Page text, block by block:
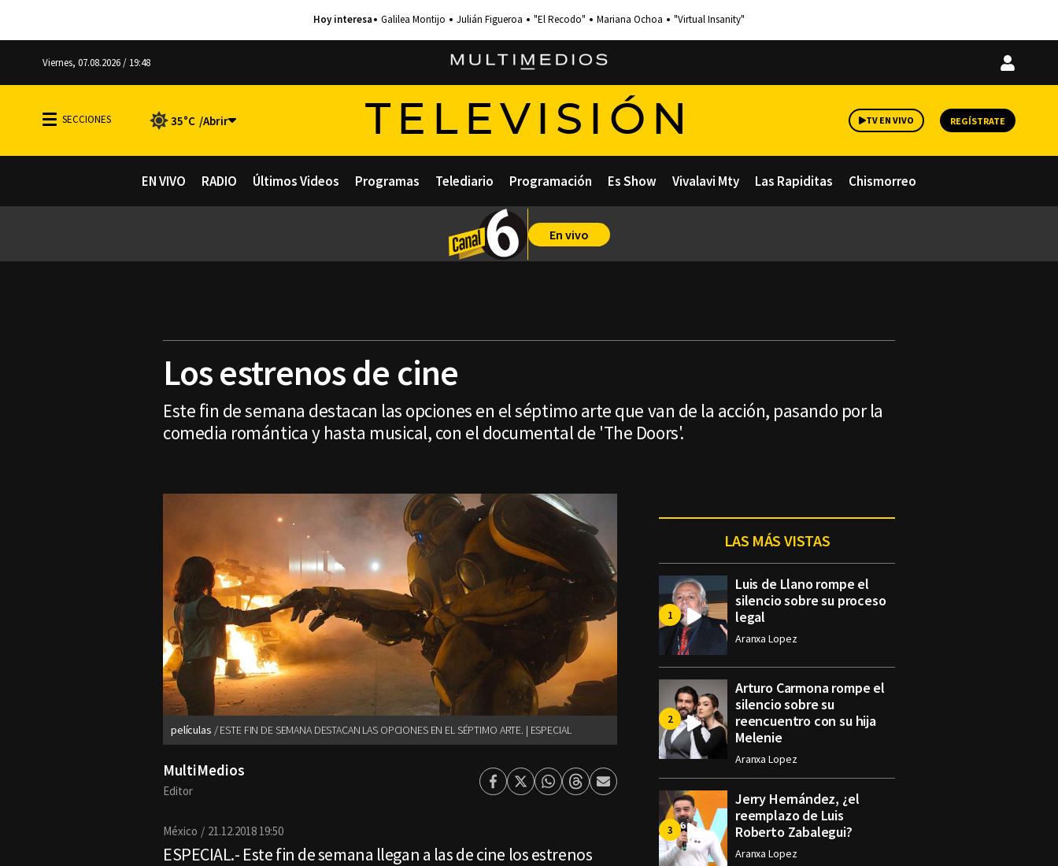
Galilea Montijo Julián Figueroa "El Recodo" Mariana Ochoa "Virtual Insanity"
Viernes, 07.08.2026 / 19:48
Iniciar
35°C TELEVISIÓN TV EN VIVO REGÍSTRATE
EN VIVO RADIO Últimos Videos Programas Telediario Programación Es Show Vivalavi Mty Las Rapiditas Chismorreo
En vivo
Los estrenos de cine
Este fin de semana destacan las opciones en el séptimo arte que van de la acción, pasando por la
comedia romántica y hasta musical, con el documental de 'The Doors'.
películas ESTE FIN DE SEMANA DESTACAN LAS OPCIONES EN EL SÉPTIMO ARTE. | ESPECIAL
MultiMedios
Editor Facebook
TwitterWhatsapp
ThreadsEnviar
México 21.12.2018 19:50
ESPECIAL.- Este fin de semana llegan a las de cine los estrenos
LAS MÁS VISTAS
Luis de Llano rompe el
silencio sobre su proceso
legal
Aranxa Lopez
Arturo Carmona rompe el
silencio sobre su
reencuentro con su hija
Melenie
Aranxa Lopez
Jerry Hernández, ¿el
reemplazo de Luis
Roberto Zabalegui?
Aranxa Lopez